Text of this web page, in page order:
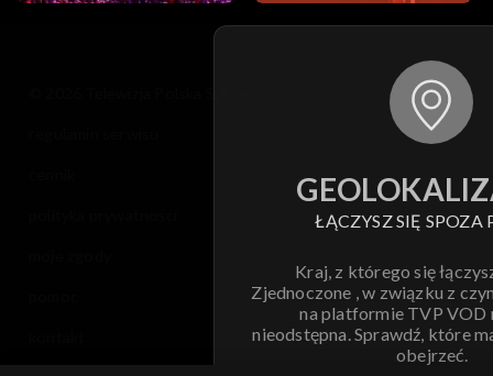
ŁĄCZYSZ SIĘ SPOZA
Kraj, z którego się
Zjednoczone , w związku z
na platformie TVP VOD
nieodstępna. Sprawdź, które
obejrzeć.